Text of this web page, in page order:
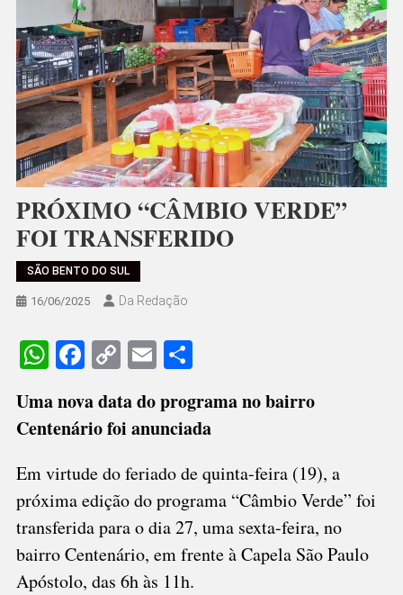
PRÓXIMO “CÂMBIO VERDE”
FOI TRANSFERIDO
SÃO BENTO DO SUL
16/06/2025 Da Redação
WhatsApp
Facebook
CopyEmailShare
Uma nova data do programa no bairro
Centenário foi anunciada
Em virtude do feriado de quinta-feira (19), a
próxima edição do programa “Câmbio Verde” foi
transferida para o dia 27, uma sexta-feira, no
bairro Centenário, em frente à Capela São Paulo
Apóstolo, das 6h às 11h.